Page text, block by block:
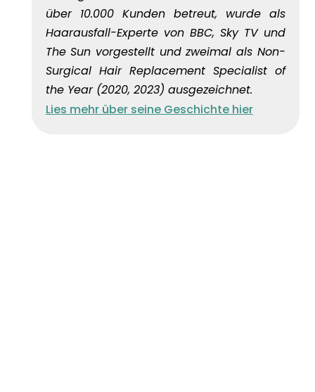
über 10.000 Kunden betreut, wurde als
Haarausfall-Experte von BBC, Sky TV und
The Sun vorgestellt und zweimal als Non-
Surgical Hair Replacement Specialist of
the Year (2020, 2023) ausgezeichnet.
Lies mehr über seine Geschichte hier